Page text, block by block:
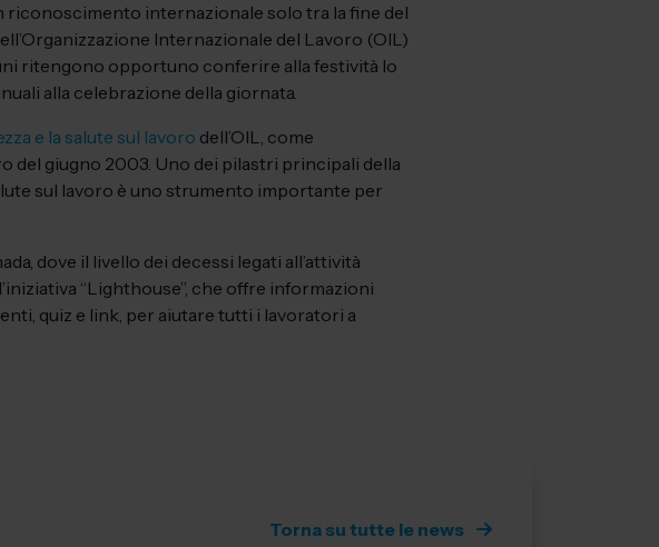
riconoscimento internazionale solo tra la fine del
Internazionale del Lavoro (OIL)
ritengono opportuno conferire alla festività lo
alla celebrazione della giornata.
e la salute sul lavoro dell’OIL, come
del giugno 2003. Uno dei pilastri principali della
sul lavoro è uno strumento importante per
dove il livello dei decessi legati all’attività
“Lighthouse”, che offre informazioni
quiz e link, per aiutare tutti i lavoratori a
Torna su tutte le news